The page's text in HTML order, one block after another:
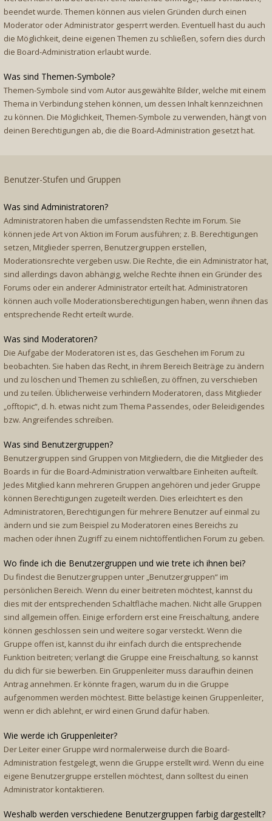
beendet wurde. Themen können aus vielen Gründen durch einen
Moderator oder Administrator gesperrt werden. Eventuell hast du auch
die Möglichkeit, deine eigenen Themen zu schließen, sofern dies durch
die Board-Administration erlaubt wurde.
Was sind Themen-Symbole?
Themen-Symbole sind vom Autor ausgewählte Bilder, welche mit einem
Thema in Verbindung stehen können, um dessen Inhalt kennzeichnen
zu können. Die Möglichkeit, Themen-Symbole zu verwenden, hängt von
deinen Berechtigungen ab, die die Board-Administration gesetzt hat.
Benutzer-Stufen und Gruppen
Was sind Administratoren?
Administratoren haben die umfassendsten Rechte im Forum. Sie
können jede Art von Aktion im Forum ausführen; z. B. Berechtigungen
setzen, Mitglieder sperren, Benutzergruppen erstellen,
Moderationsrechte vergeben usw. Die Rechte, die ein Administrator hat,
sind allerdings davon abhängig, welche Rechte ihnen ein Gründer des
Forums oder ein anderer Administrator erteilt hat. Administratoren
können auch volle Moderationsberechtigungen haben, wenn ihnen das
entsprechende Recht erteilt wurde.
Was sind Moderatoren?
Die Aufgabe der Moderatoren ist es, das Geschehen im Forum zu
beobachten. Sie haben das Recht, in ihrem Bereich Beiträge zu ändern
und zu löschen und Themen zu schließen, zu öffnen, zu verschieben
und zu teilen. Üblicherweise verhindern Moderatoren, dass Mitglieder
„offtopic“, d. h. etwas nicht zum Thema Passendes, oder Beleidigendes
bzw. Angreifendes schreiben.
Was sind Benutzergruppen?
Benutzergruppen sind Gruppen von Mitgliedern, die die Mitglieder des
Boards in für die Board-Administration verwaltbare Einheiten aufteilt.
Jedes Mitglied kann mehreren Gruppen angehören und jeder Gruppe
können Berechtigungen zugeteilt werden. Dies erleichtert es den
Administratoren, Berechtigungen für mehrere Benutzer auf einmal zu
ändern und sie zum Beispiel zu Moderatoren eines Bereichs zu
machen oder ihnen Zugriff zu einem nichtöffentlichen Forum zu geben.
Wo finde ich die Benutzergruppen und wie trete ich ihnen bei?
Du findest die Benutzergruppen unter „Benutzergruppen“ im
persönlichen Bereich. Wenn du einer beitreten möchtest, kannst du
dies mit der entsprechenden Schaltfläche machen. Nicht alle Gruppen
sind allgemein offen. Einige erfordern erst eine Freischaltung, andere
können geschlossen sein und weitere sogar versteckt. Wenn die
Gruppe offen ist, kannst du ihr einfach durch die entsprechende
Funktion beitreten; verlangt die Gruppe eine Freischaltung, so kannst
du dich für sie bewerben. Ein Gruppenleiter muss daraufhin deinen
Antrag annehmen. Er könnte fragen, warum du in die Gruppe
aufgenommen werden möchtest. Bitte belästige keinen Gruppenleiter,
wenn er dich ablehnt, er wird einen Grund dafür haben.
Wie werde ich Gruppenleiter?
Der Leiter einer Gruppe wird normalerweise durch die Board-
Administration festgelegt, wenn die Gruppe erstellt wird. Wenn du eine
eigene Benutzergruppe erstellen möchtest, dann solltest du einen
Administrator kontaktieren.
Weshalb werden verschiedene Benutzergruppen farbig dargestellt?